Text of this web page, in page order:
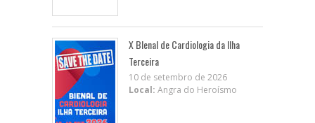
X BIenal de Cardiologia da Ilha
Terceira
10 de setembro de 2026
Local: Angra do Heroísmo